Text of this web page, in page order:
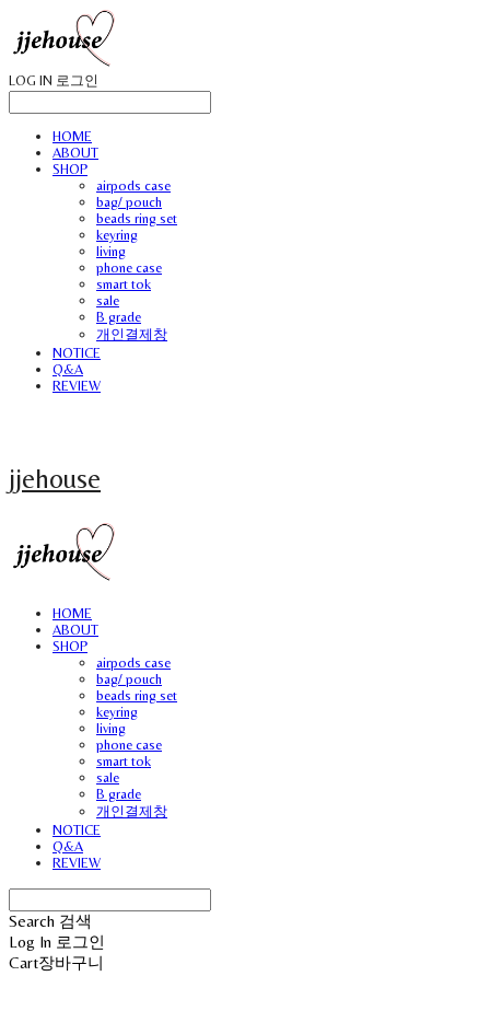
LOG IN 로그인
HOME
ABOUT
SHOP
airpods case
bag/ pouch
beads ring set
keyring
living
phone case
smart tok
sale
B grade
개인결제창
NOTICE
Q&A
REVIEW
jjehouse
HOME
ABOUT
SHOP
airpods case
bag/ pouch
beads ring set
keyring
living
phone case
smart tok
sale
B grade
개인결제창
NOTICE
Q&A
REVIEW
Search 검색
Log In 로그인
Cart장바구니